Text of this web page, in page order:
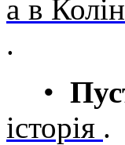
а в
.
•
історія .